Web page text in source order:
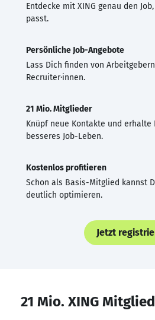
Entdecke mit XING genau den
passt.
Persönliche Job-Angebote
Lass Dich finden von
Recruiter·innen.
21 Mio. Mitglieder
Knüpf neue Kontakte und erhalte
besseres Job-Leben.
Kostenlos profitieren
Schon als Basis-Mitglied kannst
deutlich optimieren.
Jetzt
21 Mio. XING